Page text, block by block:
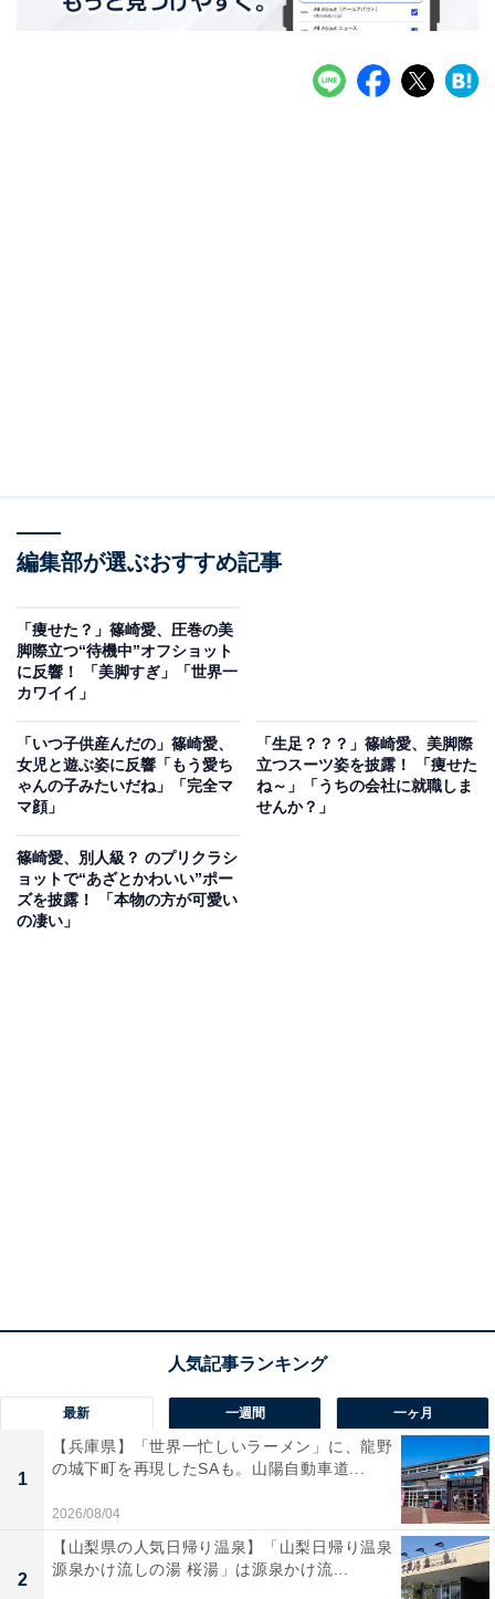
編集部が選ぶおすすめ記事
「痩せた？」篠崎愛、圧巻の美
脚際立つ“待機中”オフショット
に反響！ 「美脚すぎ」「世界一
カワイイ」
「いつ子供産んだの」篠崎愛、
女児と遊ぶ姿に反響「もう愛ち
ゃんの子みたいだね」「完全マ
マ顔」
「生足？？？」篠崎愛、美脚際
立つスーツ姿を披露！ 「痩せた
ね～」「うちの会社に就職しま
せんか？」
篠崎愛、別人級？ のプリクラシ
ョットで“あざとかわいい”ポー
ズを披露！ 「本物の方が可愛い
の凄い」
最新 一週間 一ヶ月
1
【兵庫県】「世界一忙しいラーメン」に、龍野
の城下町を再現したSAも。山陽自動車道...
2026/08/04
2
【山梨県の人気日帰り温泉】「山梨日帰り温泉
源泉かけ流しの湯 桜湯」は源泉かけ流...